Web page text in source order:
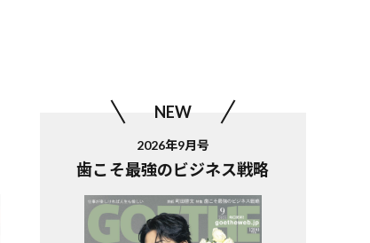
NEW
2026年9月号
歯こそ最強のビジネス戦略